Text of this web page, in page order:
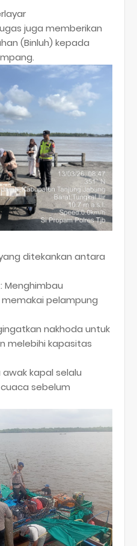
juga memberikan
(Binluh) kepada
ditekankan antara
Menghimbau
pelampung
nakhoda untuk
melebihi kapasitas
kapal selalu
sebelum